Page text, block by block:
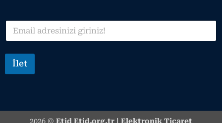
l
E
l
E
a
i
İlet
2026 © Etid Etid.org.tr | Elektronik Ticaret